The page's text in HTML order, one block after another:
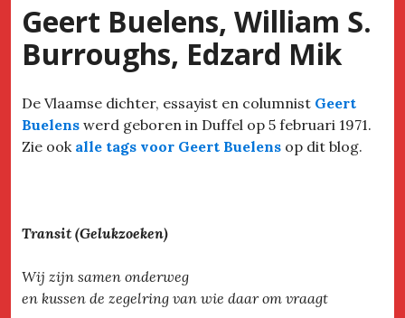
Geert Buelens, William S.
Burroughs, Edzard Mik
De Vlaamse dichter, essayist en columnist Geert
Buelens werd geboren in Duffel op 5 februari 1971.
Zie ook alle tags voor Geert Buelens op dit blog.
Transit (Gelukzoeken)
Wij zijn samen onderweg
en kussen de zegelring van wie daar om vraagt